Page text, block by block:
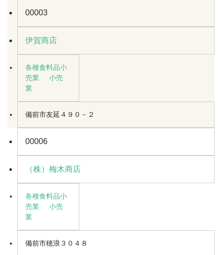
00003
伊賀商店
各種食料品小
売業
小売
業
備前市友延４９０－２
00006
（株）梅木商店
各種食料品小
売業
小売
業
備前市穂浪３０４８